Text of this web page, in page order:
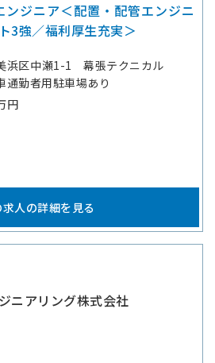
ジニア＜配置・配管エンジニ
3強／福利厚生充実＞
浜区中瀬1-1 幕張テクニカル
勤者用駐車場あり
円
求人の詳細を見る
ニアリング株式会社